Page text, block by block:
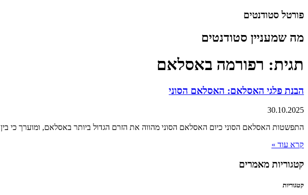
דלג
פורטל סטודנטים
מה שמעניין סטודנטים
תגית: רפורמה באסלאם
הבנת פלגי האסלאם: האסלאם הסוני
30.10.2025
התפשטות האסלאם הסוני כיום האסלאם הסוני מהווה את הזרם הגדול ביותר באסלאם, ומוערך כי בין 87% ל-90% מהמוסלמים בעולם משתייכים אליו, בעוד כ-10% עד 13%
קרא עוד »
קטגוריות מאמרים
קטגוריות